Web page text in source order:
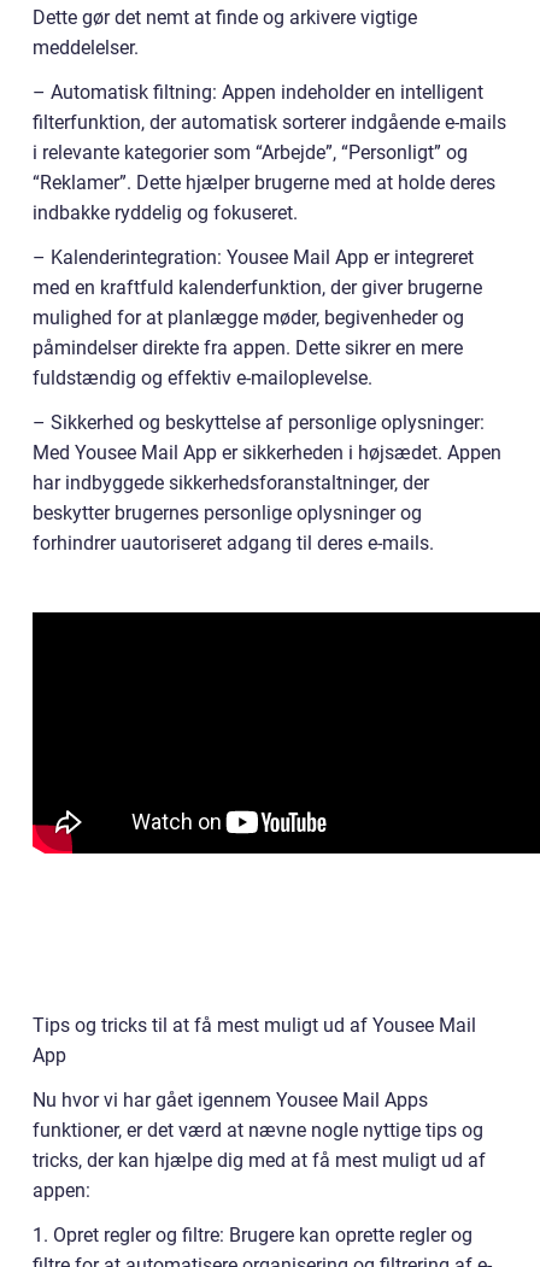
Dette gør det nemt at finde og arkivere vigtige
meddelelser.
– Automatisk filtning: Appen indeholder en intelligent
filterfunktion, der automatisk sorterer indgående e-mails
i relevante kategorier som “Arbejde”, “Personligt” og
“Reklamer”. Dette hjælper brugerne med at holde deres
indbakke ryddelig og fokuseret.
– Kalenderintegration: Yousee Mail App er integreret
med en kraftfuld kalenderfunktion, der giver brugerne
mulighed for at planlægge møder, begivenheder og
påmindelser direkte fra appen. Dette sikrer en mere
fuldstændig og effektiv e-mailoplevelse.
– Sikkerhed og beskyttelse af personlige oplysninger:
Med Yousee Mail App er sikkerheden i højsædet. Appen
har indbyggede sikkerhedsforanstaltninger, der
beskytter brugernes personlige oplysninger og
forhindrer uautoriseret adgang til deres e-mails.
Tips og tricks til at få mest muligt ud af Yousee Mail
App
Nu hvor vi har gået igennem Yousee Mail Apps
funktioner, er det værd at nævne nogle nyttige tips og
tricks, der kan hjælpe dig med at få mest muligt ud af
appen:
1. Opret regler og filtre: Brugere kan oprette regler og